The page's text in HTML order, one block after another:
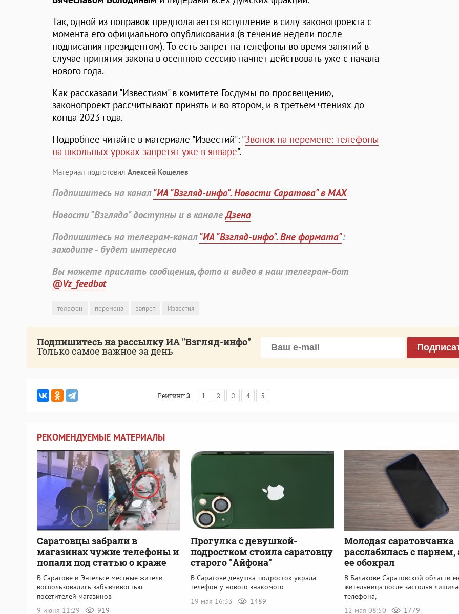
Так, одной из поправок предполагается вступление в силу законопроекта с
момента его официального опубликования (в течение недели после
подписания президентом). То есть запрет на телефоны во время занятий в
случае принятия закона в осеннюю сессию начнет действовать уже с начала
нового года.
Как рассказали "Известиям" в комитете Госдумы по просвещению,
законопроект рассчитывают принять и во втором, и в третьем чтениях до
конца 2023 года.
Подробнее читайте в материале "Известий": "Звонок на перемене: телефоны
на школьных уроках запретят уже в январе".
Материал подготовил Алексей Кошелев
Подпишитесь на канал"ИА "Взгляд-инфо". Новости Саратова" в MAX
Новости "Взгляда" доступны и в каналеДзена
Подпишитесь на телеграм-канал"ИА "Взгляд-инфо". Вне формата":
заходите - будет интересно
Вы можете прислать сообщения, фото и видео в наш телеграм-бот
@Vz_feedbot
телефон перемена запрет Известия
Подпишитесь на рассылку ИА "Взгляд-инфо"
Только самое важное за день
Рейтинг:3 1 2 3 4 5
РЕКОМЕНДУЕМЫЕ МАТЕРИАЛЫ
Саратовцы забрали в
магазинах чужие телефоны и
попали под статью о краже
В Саратове и Энгельсе местные жители
воспользовались забывчивостью
посетителей магазинов
9 июня 11:29
919
Прогулка с девушкой-
подростком стоила саратовцу
старого "Айфона"
В Саратове девушка-подросток украла
телефон у нового знакомого
19 мая 16:33
1489
Молодая саратовчанка
расслабилась с парнем,
ее обокрал
В Балакове Саратовской области
жительница после застолья
телефона,
12 мая 08:50
1779